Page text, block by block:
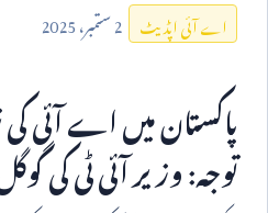
اے آئی اپڈیٹ 2ستمبر،2025
پاکستان میں اے آئی
توجہ: وزیر آئی ٹی کی